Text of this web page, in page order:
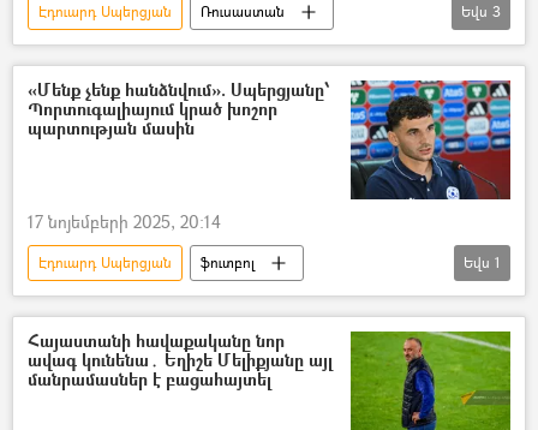
Էդուարդ Սպերցյան
Ռուսաստան
Կրասնոդար
Սպորտ ֆուտբոլ
Եվս 3
«Մենք չենք հանձնվում». Սպերցյանը՝
Պորտուգալիայում կրած խոշոր
պարտության մասին
17 նոյեմբերի 2025, 20:14
Էդուարդ Սպերցյան
ֆուտբոլ
Հայաստանի ազգային հավաքական
Եվս 1
Հայաստանի հավաքականը նոր
ավագ կունենա․ Եղիշե Մելիքյանը այլ
մանրամասներ է բացահայտել